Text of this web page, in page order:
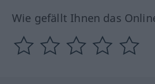
Wie gefällt Ihnen das